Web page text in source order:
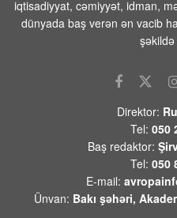
07 AVQUST 2026 /
Rusiyada
07 AVQUST 2026 /
Türkiyə,
Pakistan
imzalayacaq
07 AVQUST 2026 /
Tərtər
iqtisadiyyat, cəmiyyət, idman,
dünyada baş verən ən vacib
şəkildə
Direktor:
Tel: 050
Baş redaktor:
Tel: 050
E-mail:
Ünvan: Bakı şəhəri,